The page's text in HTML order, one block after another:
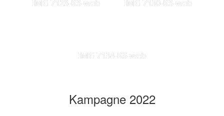
IMG 7123-KS-web IMG 7130-KS-web
IMG 7134-KS-web
Kampagne 2022